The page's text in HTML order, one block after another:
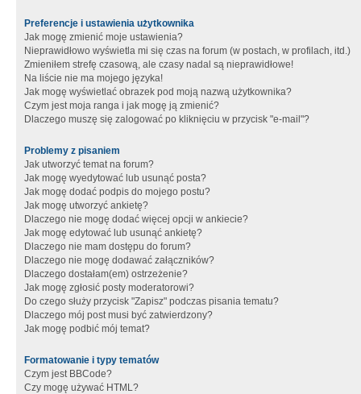
Preferencje i ustawienia użytkownika
Jak mogę zmienić moje ustawienia?
Nieprawidłowo wyświetla mi się czas na forum (w postach, w profilach, itd.)
Zmieniłem strefę czasową, ale czasy nadal są nieprawidłowe!
Na liście nie ma mojego języka!
Jak mogę wyświetlać obrazek pod moją nazwą użytkownika?
Czym jest moja ranga i jak mogę ją zmienić?
Dlaczego muszę się zalogować po kliknięciu w przycisk "e-mail"?
Problemy z pisaniem
Jak utworzyć temat na forum?
Jak mogę wyedytować lub usunąć posta?
Jak mogę dodać podpis do mojego postu?
Jak mogę utworzyć ankietę?
Dlaczego nie mogę dodać więcej opcji w ankiecie?
Jak mogę edytować lub usunąć ankietę?
Dlaczego nie mam dostępu do forum?
Dlaczego nie mogę dodawać załączników?
Dlaczego dostałam(em) ostrzeżenie?
Jak mogę zgłosić posty moderatorowi?
Do czego służy przycisk "Zapisz" podczas pisania tematu?
Dlaczego mój post musi być zatwierdzony?
Jak mogę podbić mój temat?
Formatowanie i typy tematów
Czym jest BBCode?
Czy mogę używać HTML?